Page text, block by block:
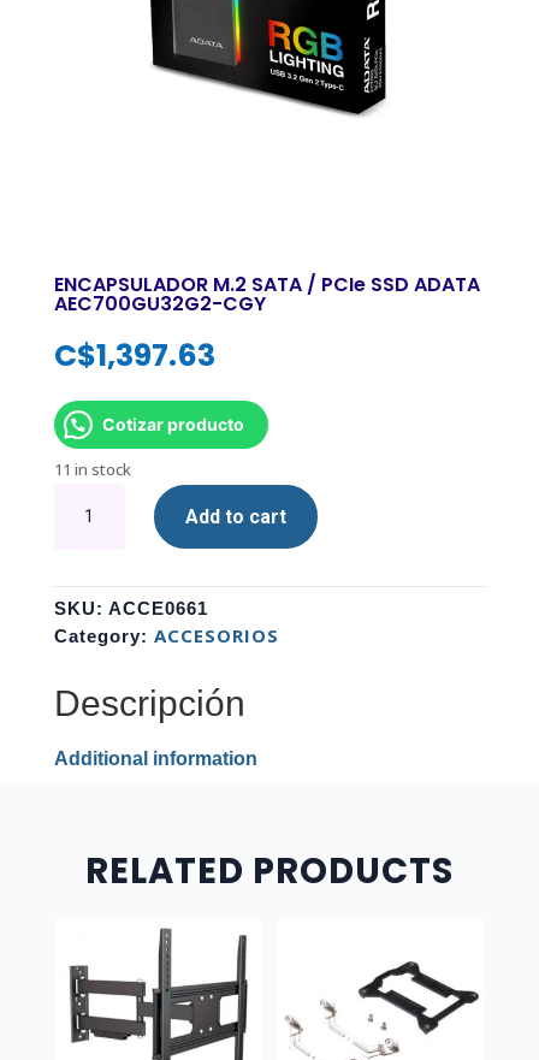
ENCAPSULADOR M.2 SATA / PCIe SSD ADATA
AEC700GU32G2-CGY
C$1,397.63
Cotizar producto
11 in stock
ENCAPSULADOR
PCIe
SSD
AEC700GU32G2-
CGY
Add to cart
SKU: ACCE0661
Category: ACCESORIOS
Descripción
Additional information
RELATED PRODUCTS